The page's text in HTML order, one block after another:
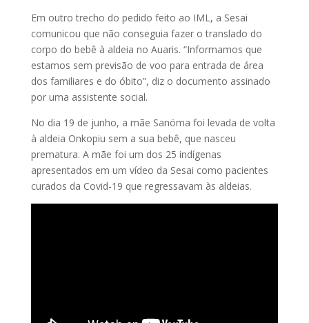
Em outro trecho do pedido feito ao IML, a Sesai
comunicou que não conseguia fazer o translado do
corpo do bebê à aldeia no Auaris. “Informamos que
estamos sem previsão de voo para entrada de área
dos familiares e do óbito”, diz o documento assinado
por uma assistente social.
No dia 19 de junho, a mãe Sanöma foi levada de volta
à aldeia Onkopiu sem a sua bebê, que nasceu
prematura. A mãe foi um dos 25 indígenas
apresentados em um vídeo da Sesai como pacientes
curados da Covid-19 que regressavam às aldeias.